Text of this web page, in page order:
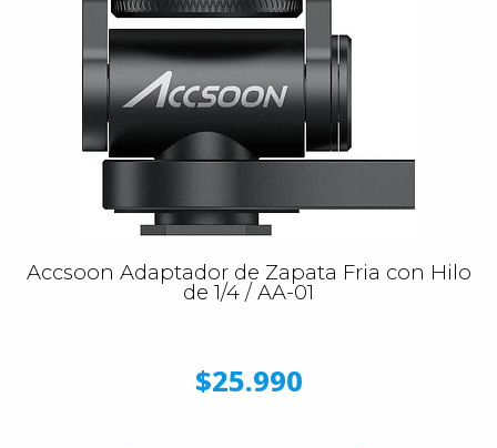
Accsoon Adaptador de Zapata Fria con Hilo
de 1/4 / AA-01
$25.990